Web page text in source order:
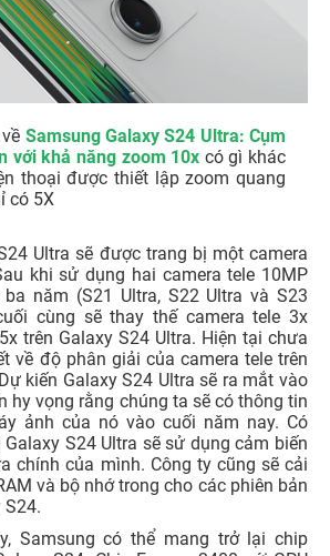
Samsung Galaxy S24 Ultra: Cụm
với khả năng zoom 10x có gì khác
thoại được thiết lập zoom quang
có 5X
Ultra sẽ được trang bị một camera
khi sử dụng hai camera tele 10MP
năm (S21 Ultra, S22 Ultra và S23
cùng sẽ thay thế camera tele 3x
trên Galaxy S24 Ultra. Hiện tại chưa
về độ phân giải của camera tele trên
kiến Galaxy S24 Ultra sẽ ra mắt vào
hy vọng rằng chúng ta sẽ có thông tin
ảnh của nó vào cuối năm nay. Có
S24 Ultra sẽ sử dụng cảm biến
chính của mình. Công ty cũng sẽ cải
và bộ nhớ trong cho các phiên bản
S24.
Samsung có thể mang trở lại chip